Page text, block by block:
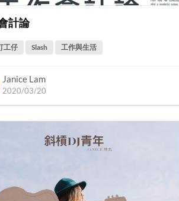
計論
工仔 Slash 工作與生活
Janice Lam
2020/03/20